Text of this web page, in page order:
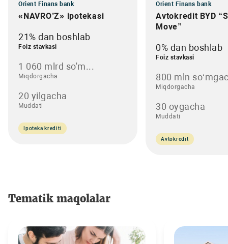
Orient Finans bank
«NAVRO’Z» ipotekasi
21% dan boshlab
Foiz stavkasi
1 060 mlrd so'm...
Miqdorgacha
20 yilgacha
Muddati
Ipoteka krediti
Orient Finans bank
Avtokredit BYD
Move”
0% dan boshlab
Foiz stavkasi
800 mln
Miqdorgacha
30 oygacha
Muddati
Avtokredit
Tematik maqolalar